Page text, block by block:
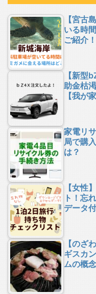
【宮古
いる時
ご紹介！
【新型
助金枯
【我が
家電リ
局で購
は？
【女性
ト！忘
データ
【のざ
ギスカ
ムの概